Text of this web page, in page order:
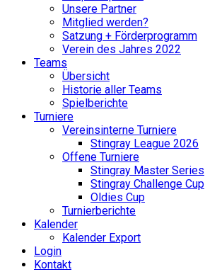
Unsere Partner
Mitglied werden?
Satzung + Förderprogramm
Verein des Jahres 2022
Teams
Übersicht
Historie aller Teams
Spielberichte
Turniere
Vereinsinterne Turniere
Stingray League 2026
Offene Turniere
Stingray Master Series
Stingray Challenge Cup
Oldies Cup
Turnierberichte
Kalender
Kalender Export
Login
Kontakt